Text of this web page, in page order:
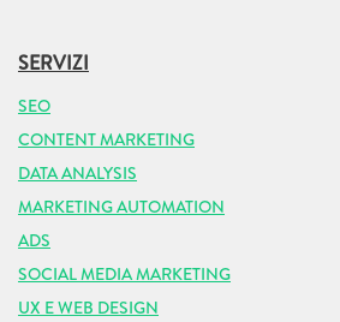
SERVIZI
SEO
CONTENT MARKETING
DATA ANALYSIS
MARKETING AUTOMATION
ADS
SOCIAL MEDIA MARKETING
UX E WEB DESIGN